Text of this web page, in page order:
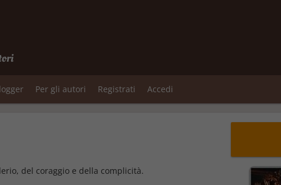
Per gli autori Registrati Accedi
del coraggio e della complicità.